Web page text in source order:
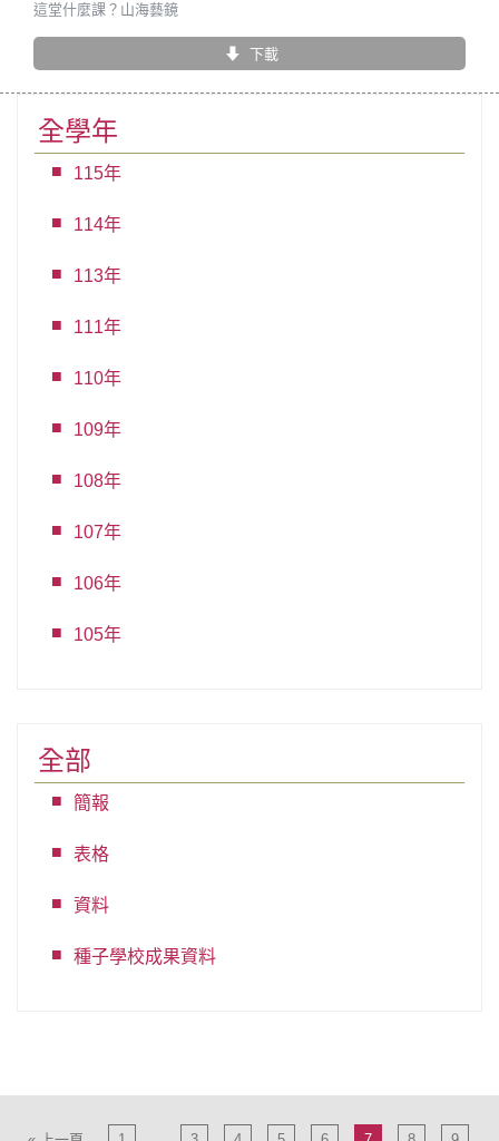
這堂什麼課？山海藝鏡
下載
全學年
115年
114年
113年
111年
110年
109年
108年
107年
106年
105年
全部
簡報
表格
資料
種子學校成果資料